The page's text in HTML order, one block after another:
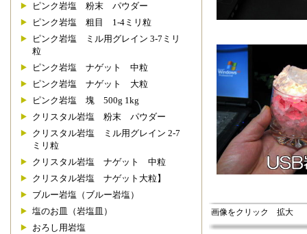
ピンク岩塩 粉末 パウダー
ピンク岩塩 粗目 1-4ミリ粒
ピンク岩塩 ミル用グレイン 3-7ミリ
粒
ピンク岩塩 ナゲット 中粒
ピンク岩塩 ナゲット 大粒
ピンク岩塩 塊 500g 1kg
クリスタル岩塩 粉末 パウダー
クリスタル岩塩 ミル用グレイン 2-7
ミリ粒
クリスタル岩塩 ナゲット 中粒
クリスタル岩塩 ナゲット大粒】
ブルー岩塩（ブルー岩塩）
塩のお皿（岩塩皿）
おろし用岩塩
画像をクリック 拡大